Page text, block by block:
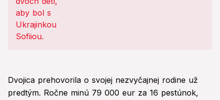
Dvojica prehovorila o svojej nezvyčajnej rodine už
predtým. Ročne minú 79 000 eur za 16 pestúnok,